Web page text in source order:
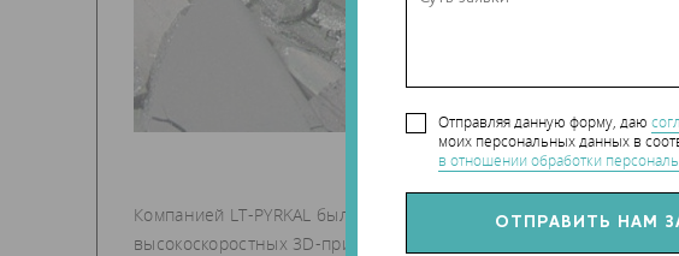
Отправляя данную форму, даю
моих персональных данных в
в отношении обработки
Компанией LT-PYRKAL было собрано и протестировано для
высокоскоростных 3D-принтеров. В новых моделях в качестве